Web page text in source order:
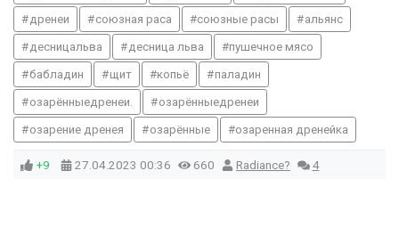
дренеи союзная раса союзные расы альянс
десницальва десница льва пушечное мясо
бабладин щит копьё паладин
озарённыедренеи. озарённыедренеи
озарение дренея озарённые озаренная дренейка
+9 27.04.2023 00:36 660 Radiance? 4